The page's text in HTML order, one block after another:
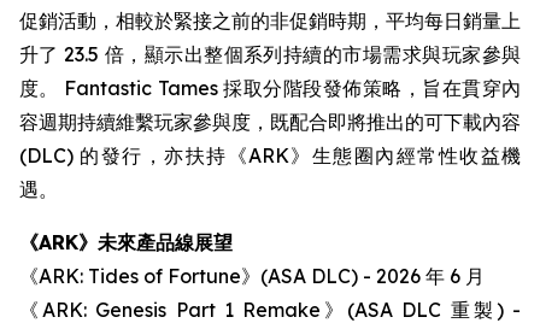
促銷活動，相較於緊接之前的非促銷時期，平均每日銷量上
升了 23.5 倍，顯示出整個系列持續的市場需求與玩家參與
度。 Fantastic Tames 採取分階段發佈策略，旨在貫穿內
容週期持續維繫玩家參與度，既配合即將推出的可下載內容
(DLC) 的發行，亦扶持《ARK》生態圈內經常性收益機
遇。
《ARK》未來產品線展望
《ARK: Tides of Fortune》(ASA DLC) - 2026 年 6 月
《ARK: Genesis Part 1 Remake》(ASA DLC 重製) -